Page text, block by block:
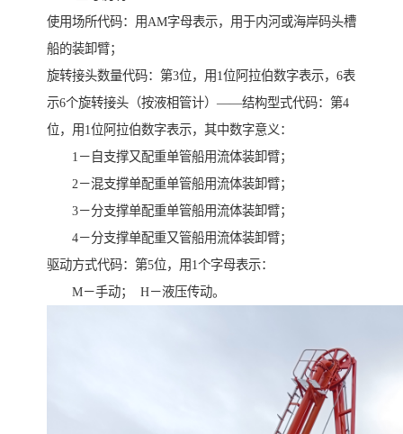
使用场所代码：用AM字母表示，用于内河或海岸码头槽
船的装卸臂；
旋转接头数量代码：第3位，用1位阿拉伯数字表示，6表
示6个旋转接头（按液相管计）——结构型式代码：第4
位，用1位阿拉伯数字表示，其中数字意义：
1－自支撑又配重单管船用流体装卸臂；
2－混支撑单配重单管船用流体装卸臂；
3－分支撑单配重单管船用流体装卸臂；
4－分支撑单配重又管船用流体装卸臂；
驱动方式代码：第5位，用1个字母表示：
M－手动； H－液压传动。